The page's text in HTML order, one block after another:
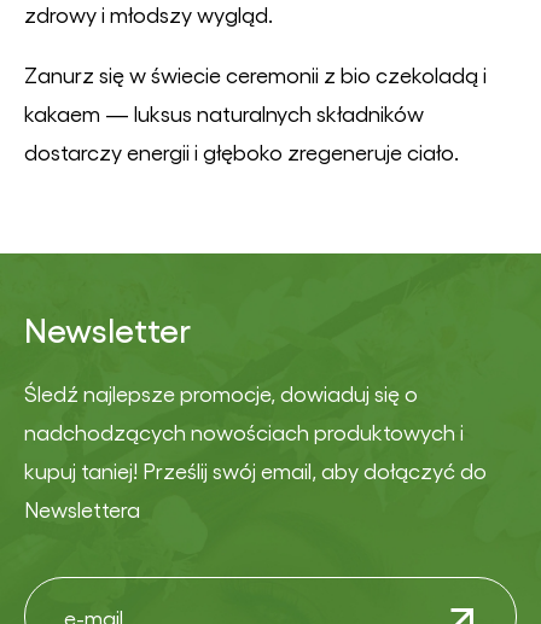
zdrowy i młodszy wygląd.
Zanurz się w świecie ceremonii z bio czekoladą i
kakaem — luksus naturalnych składników
dostarczy energii i głęboko zregeneruje ciało.
Newsletter
Śledź najlepsze promocje, dowiaduj się o
nadchodzących nowościach produktowych i
kupuj taniej! Prześlij swój email, aby dołączyć do
Newslettera